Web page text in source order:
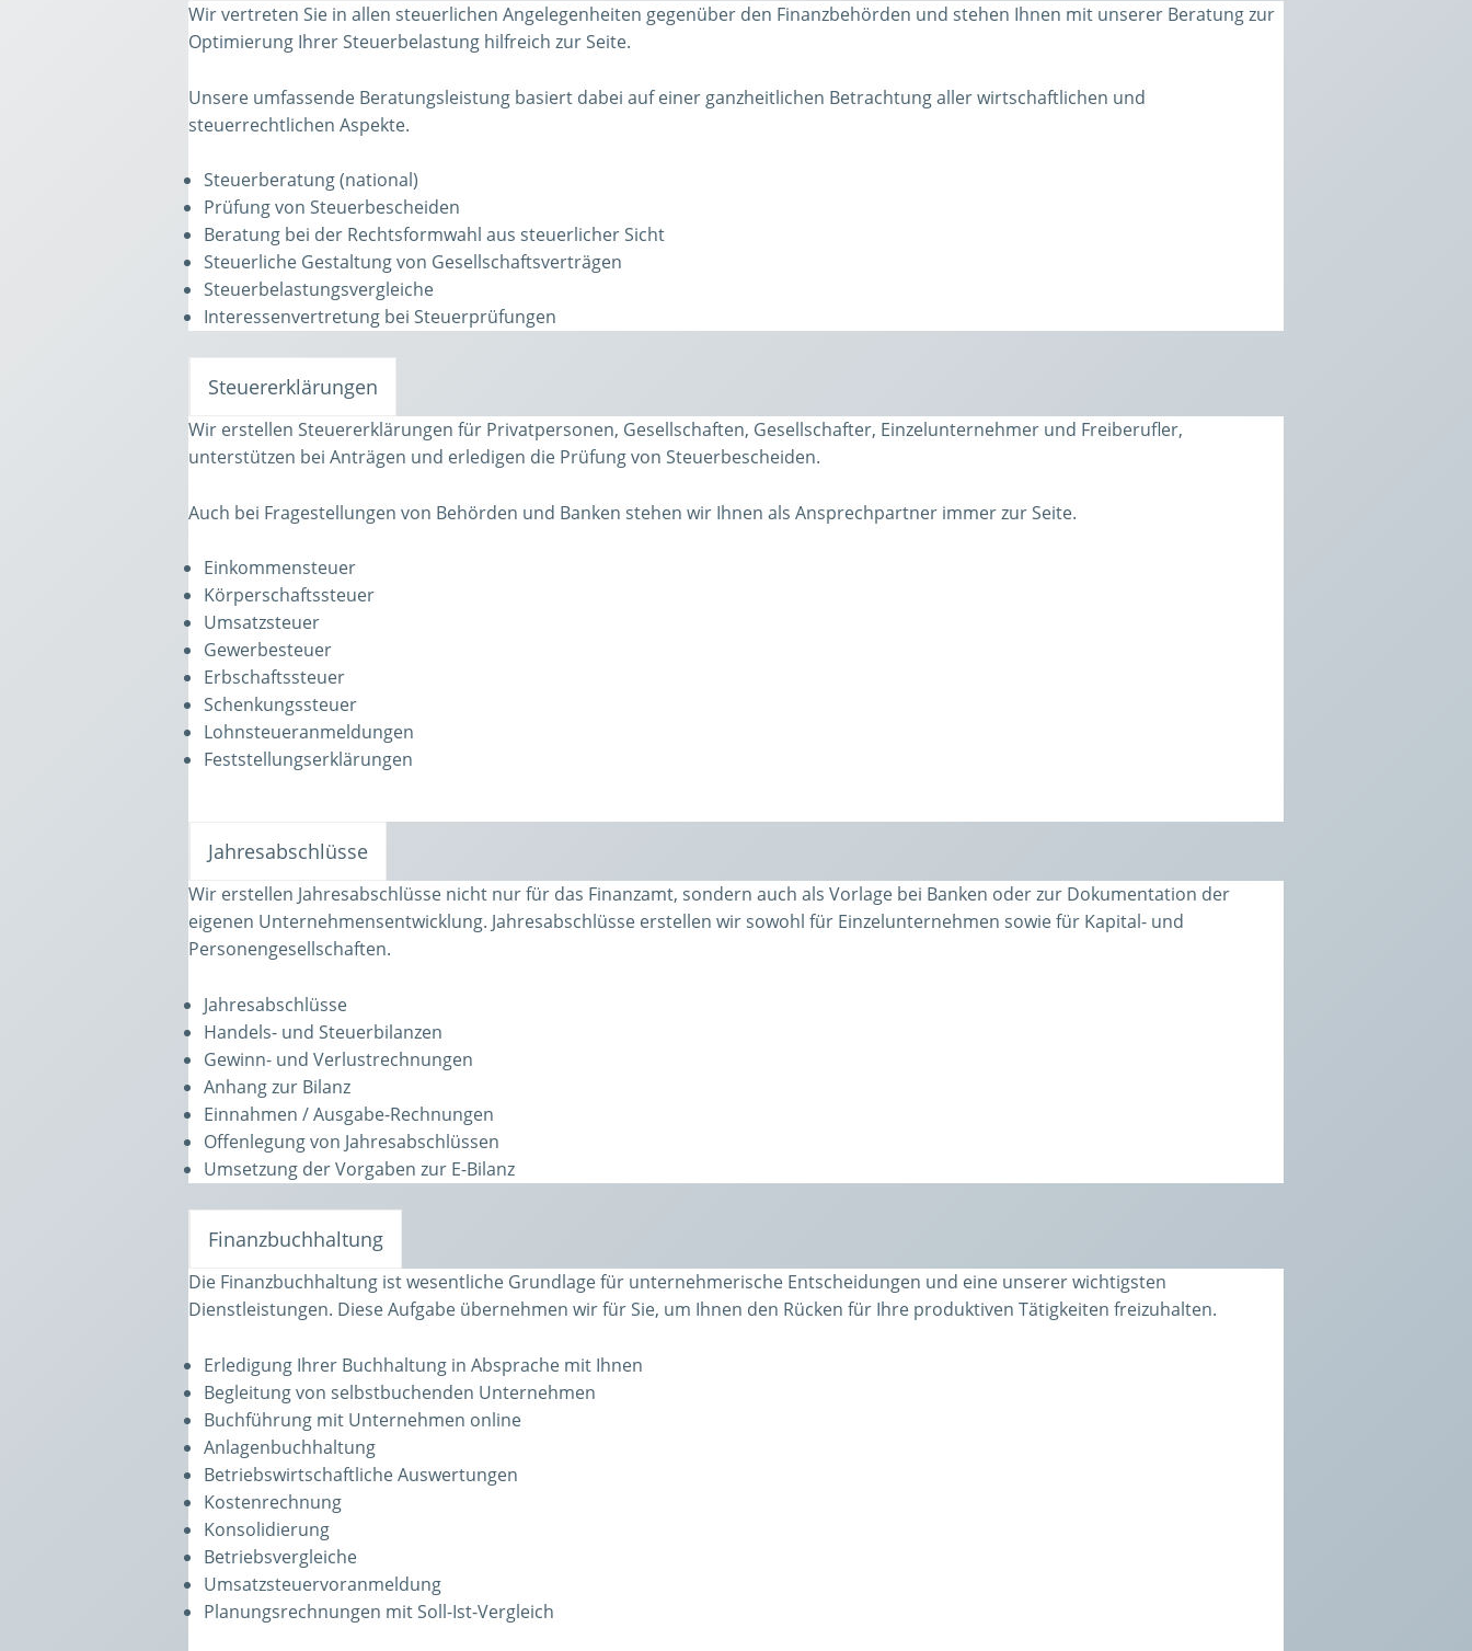
Wir vertreten Sie in allen steuerlichen Angelegenheiten gegenüber den Finanzbehörden und stehen Ihnen mit unserer Beratung zur
Optimierung Ihrer Steuerbelastung hilfreich zur Seite.
Unsere umfassende Beratungsleistung basiert dabei auf einer ganzheitlichen Betrachtung aller wirtschaftlichen und
steuerrechtlichen Aspekte.
Steuerberatung (national)
Prüfung von Steuerbescheiden
Beratung bei der Rechtsformwahl aus steuerlicher Sicht
Steuerliche Gestaltung von Gesellschaftsverträgen
Steuerbelastungsvergleiche
Interessenvertretung bei Steuerprüfungen
Steuererklärungen
Wir erstellen Steuererklärungen für Privatpersonen, Gesellschaften, Gesellschafter, Einzelunternehmer und Freiberufler,
unterstützen bei Anträgen und erledigen die Prüfung von Steuerbescheiden.
Auch bei Fragestellungen von Behörden und Banken stehen wir Ihnen als Ansprechpartner immer zur Seite.
Einkommensteuer
Körperschaftssteuer
Umsatzsteuer
Gewerbesteuer
Erbschaftssteuer
Schenkungssteuer
Lohnsteueranmeldungen
Feststellungserklärungen
Jahresabschlüsse
Wir erstellen Jahresabschlüsse nicht nur für das Finanzamt, sondern auch als Vorlage bei Banken oder zur Dokumentation der
eigenen Unternehmensentwicklung. Jahresabschlüsse erstellen wir sowohl für Einzelunternehmen sowie für Kapital- und
Personengesellschaften.
Jahresabschlüsse
Handels- und Steuerbilanzen
Gewinn- und Verlustrechnungen
Anhang zur Bilanz
Einnahmen / Ausgabe-Rechnungen
Offenlegung von Jahresabschlüssen
Umsetzung der Vorgaben zur E-Bilanz
Finanzbuchhaltung
Die Finanzbuchhaltung ist wesentliche Grundlage für unternehmerische Entscheidungen und eine unserer wichtigsten
Dienstleistungen. Diese Aufgabe übernehmen wir für Sie, um Ihnen den Rücken für Ihre produktiven Tätigkeiten freizuhalten.
Erledigung Ihrer Buchhaltung in Absprache mit Ihnen
Begleitung von selbstbuchenden Unternehmen
Buchführung mit Unternehmen online
Anlagenbuchhaltung
Betriebswirtschaftliche Auswertungen
Kostenrechnung
Konsolidierung
Betriebsvergleiche
Umsatzsteuervoranmeldung
Planungsrechnungen mit Soll-Ist-Vergleich